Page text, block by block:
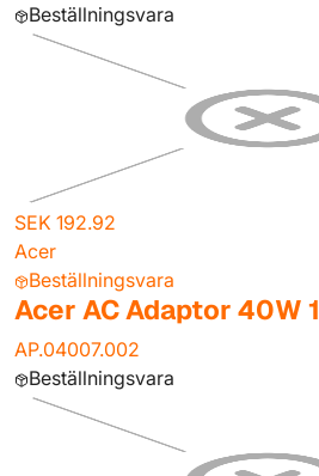
Beställningsvara
SEK 192.92
Acer
Beställningsvara
Acer AC Adaptor 40W
AP.04007.002
Beställningsvara